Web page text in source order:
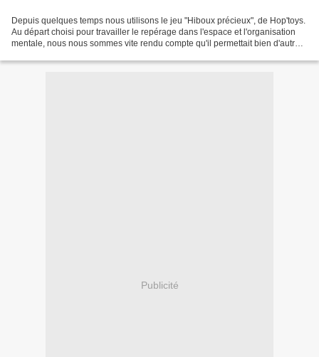
Depuis quelques temps nous utilisons le jeu "Hiboux précieux", de Hop'toys.
Au départ choisi pour travailler le repérage dans l'espace et l'organisation
mentale, nous nous sommes vite rendu compte qu'il permettait bien d'autres
Publicité